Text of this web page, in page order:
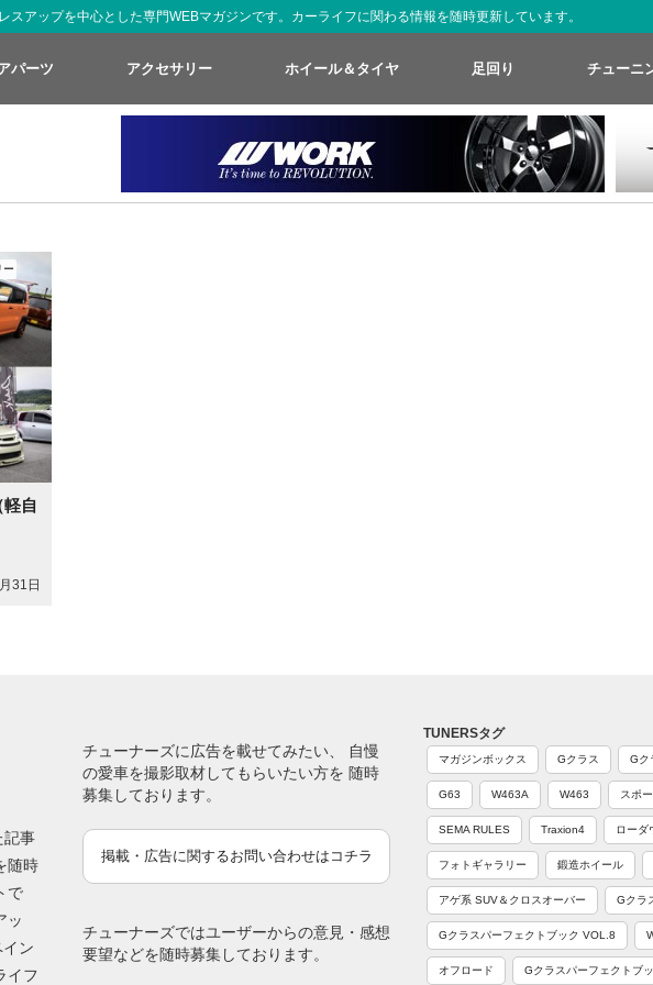
アップを中心とした専門WEBマガジンです。カーライフに関わる情報を随時更新しています。
パーツ アクセサリー ホイール＆タイヤ 足回り チューニ
自
31日
ー
記事
随時
で
ッ
ン
イフ
チューナーズに広告を載せてみたい、 自慢
の愛車を撮影取材してもらいたい方を 随時
募集しております。
掲載・広告に関するお問い合わせはコチラ
チューナーズではユーザーからの意見・感想
要望などを随時募集しております。
TUNERSタグ
マガジンボックス Gクラス Gク
G63 W463A W463 スポ
SEMA RULES Traxion4 ローダ
フォトギャラリー 鍛造ホイール
アゲ系 SUV＆クロスオーバー Gクラ
Gクラスパーフェクトブック VOL.8
オフロード Gクラスパーフェクトブ